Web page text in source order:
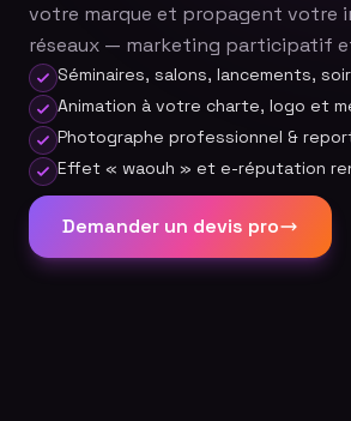
votre marque et propagent votre
réseaux — marketing participatif
Séminaires, salons, lancements,
Animation à votre charte, logo et
Photographe professionnel &
Effet « waouh » et e-réputation
Demander un devis pro